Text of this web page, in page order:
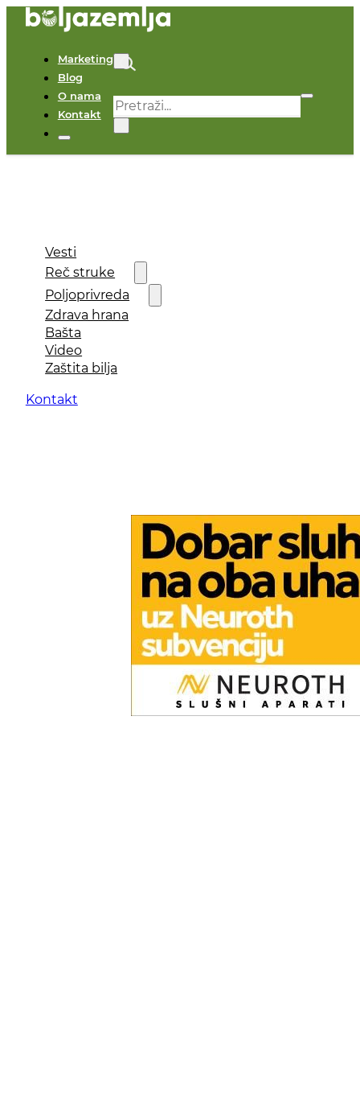
Marketing
Blog
O nama
Kontakt
Pretraga
Vesti
Reč struke
Poljoprivreda
Zdrava hrana
Bašta
Video
Zaštita bilja
Kontakt